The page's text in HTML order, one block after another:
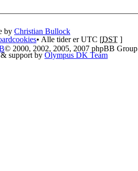
by Christian Bullock
• Alle tider er UTC [DST ]
© 2000, 2002, 2005, 2007 phpBB Group
support by Olympus DK Team